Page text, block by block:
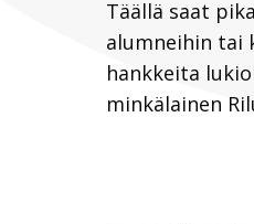
Täällä saat
alumneihin tai
hankkeita
minkälainen